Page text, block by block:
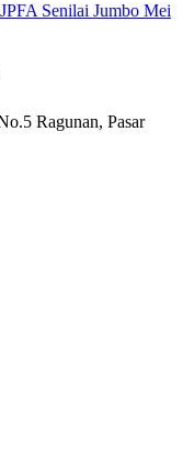
Senilai Jumbo Mei
Ragunan, Pasar